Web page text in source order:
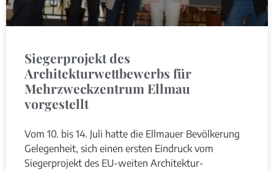
Siegerprojekt des
Architekturwettbewerbs für
Mehrzweckzentrum Ellmau
vorgestellt
Vom 10. bis 14. Juli hatte die Ellmauer Bevölkerung
Gelegenheit, sich einen ersten Eindruck vom
Siegerprojekt des EU-weiten Architektur-